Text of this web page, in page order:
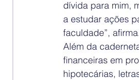
dívida para mim,
a estudar ações
faculdade”, afirma.
Além da
financeiras em
hipotecárias,